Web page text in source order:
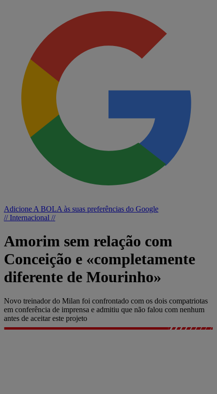
Adicione A BOLA às suas preferências do Google
// Internacional //
Amorim sem relação com
Conceição e «completamente
diferente de Mourinho»
Novo treinador do Milan foi confrontado com os dois compatriotas
em conferência de imprensa e admitiu que não falou com nenhum
antes de aceitar este projeto